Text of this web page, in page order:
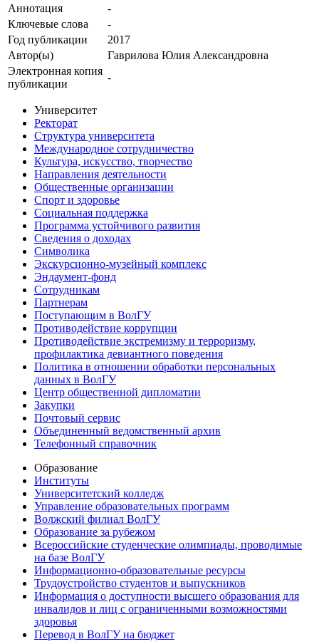
Аннотация
-
Ключевые cлова
-
Год публикации
2017
Автор(ы)
Гаврилова Юлия Александровна
Электронная копия
публикации
-
Университет
Ректорат
Структура университета
Международное сотрудничество
Культура, искусство, творчество
Направления деятельности
Общественные организации
Спорт и здоровье
Социальная поддержка
Программа устойчивого развития
Сведения о доходах
Символика
Экскурсионно-музейный комплекс
Эндаумент-фонд
Сотрудникам
Партнерам
Поступающим в ВолГУ
Противодействие коррупции
Противодействие экстремизму и терроризму,
профилактика девиантного поведения
Политика в отношении обработки персональных
данных в ВолГУ
Центр общественной дипломатии
Закупки
Почтовый сервис
Объединенный ведомственный архив
Телефонный справочник
Образование
Институты
Университетский колледж
Управление образовательных программ
Волжский филиал ВолГУ
Образование за рубежом
Всероссийские студенческие олимпиады, проводимые
на базе ВолГУ
Информационно-образовательные ресурсы
Трудоустройство студентов и выпускников
Информация о доступности высшего образования для
инвалидов и лиц с ограниченными возможностями
здоровья
Перевод в ВолГУ на бюджет